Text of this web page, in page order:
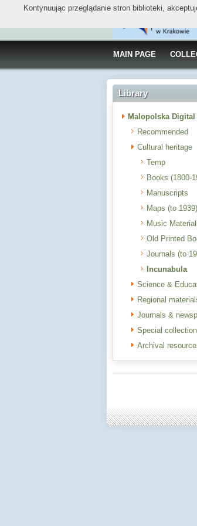
MAIN PAGE
Library
Malopolska
Recommended
Cultural heritage
Temp
Books (1800-
Manuscripts
Maps (to 1939)
Music
Old Printed
Journals (to
Incunabula
Science &
Regional
Journals &
Special collection
Archival
Kontynuując przeglądanie stron biblioteki,